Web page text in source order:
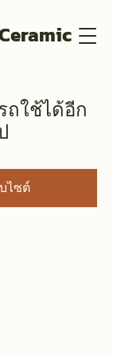
ถใช้ได้อีก
ไซต์